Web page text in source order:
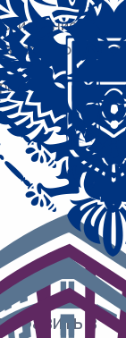
окисление
восстановление
под
в